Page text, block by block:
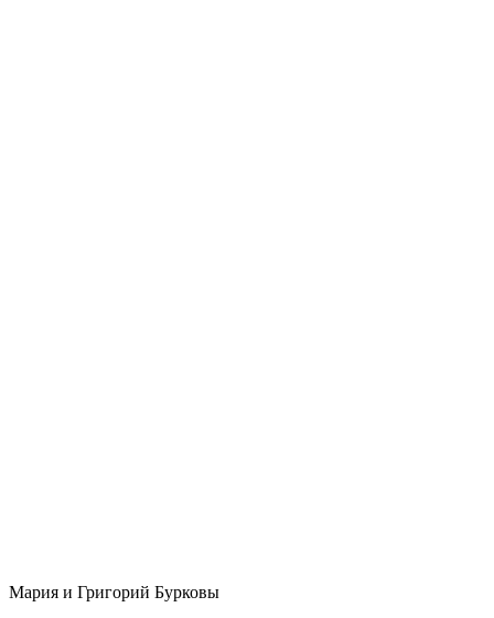
Мария и Григорий Бурковы